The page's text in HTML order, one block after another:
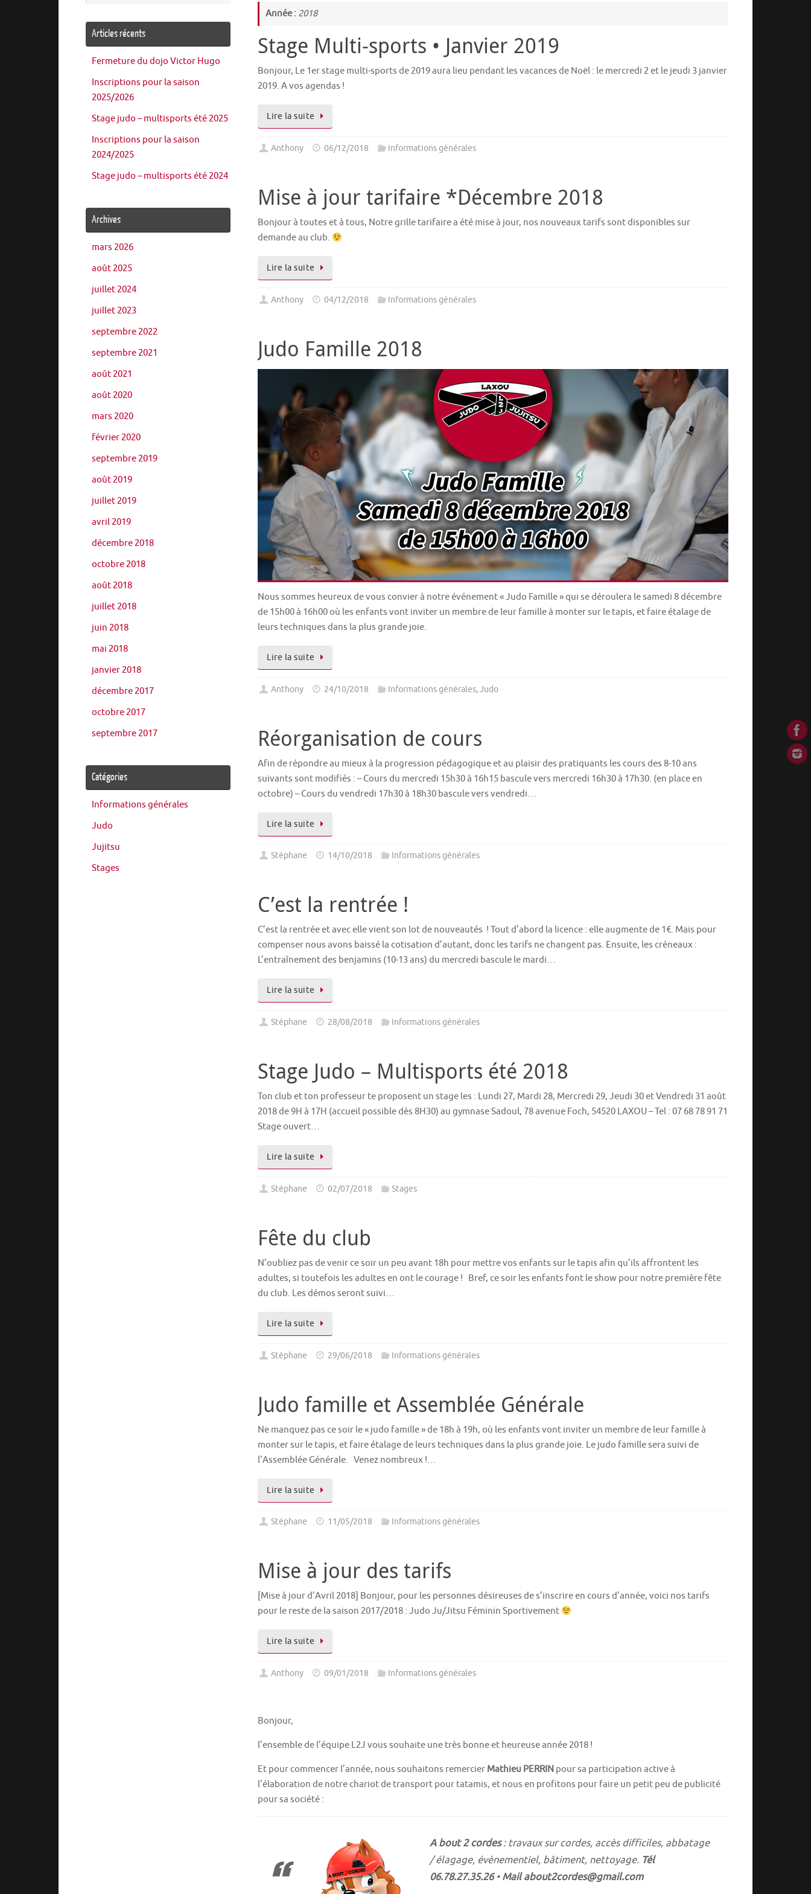
Année : 2018
Stage Multi-sports • Janvier 2019
Bonjour, Le 1er stage multi-sports de 2019 aura lieu pendant les vacances de Noël : le mercredi 2 et le jeudi 3 janvier
2019. A vos agendas !
Lire la suite
Anthony 06/12/2018 Informations générales
Mise à jour tarifaire *Décembre 2018
Bonjour à toutes et à tous, Notre grille tarifaire a été mise à jour, nos nouveaux tarifs sont disponibles sur
demande au club.
Lire la suite
Anthony 04/12/2018 Informations générales
Judo Famille 2018
Nous sommes heureux de vous convier à notre événement « Judo Famille » qui se déroulera le samedi 8 décembre
de 15h00 à 16h00 où les enfants vont inviter un membre de leur famille à monter sur le tapis, et faire étalage de
leurs techniques dans la plus grande joie.
Lire la suite
Anthony 24/10/2018 Informations générales,Judo
Réorganisation de cours
Afin de répondre au mieux à la progression pédagogique et au plaisir des pratiquants les cours des 8-10 ans
suivants sont modifiés : – Cours du mercredi 15h30 à 16h15 bascule vers mercredi 16h30 à 17h30. (en place en
octobre) – Cours du vendredi 17h30 à 18h30 bascule vers vendredi…
Lire la suite
Stéphane 14/10/2018 Informations générales
C’est la rentrée !
C’est la rentrée et avec elle vient son lot de nouveautés ! Tout d’abord la licence : elle augmente de 1€. Mais pour
compenser nous avons baissé la cotisation d’autant, donc les tarifs ne changent pas. Ensuite, les créneaux :
L’entraînement des benjamins (10-13 ans) du mercredi bascule le mardi…
Lire la suite
Stéphane 28/08/2018 Informations générales
Stage Judo – Multisports été 2018
Ton club et ton professeur te proposent un stage les : Lundi 27, Mardi 28, Mercredi 29, Jeudi 30 et Vendredi 31 août
2018 de 9H à 17H (accueil possible dès 8H30) au gymnase Sadoul, 78 avenue Foch, 54520 LAXOU – Tel : 07 68 78 91 71
Stage ouvert…
Lire la suite
Stéphane 02/07/2018 Stages
Fête du club
N’oubliez pas de venir ce soir un peu avant 18h pour mettre vos enfants sur le tapis afin qu’ils affrontent les
adultes, si toutefois les adultes en ont le courage ! Bref, ce soir les enfants font le show pour notre première fête
du club. Les démos seront suivi…
Lire la suite
Stéphane 29/06/2018 Informations générales
Judo famille et Assemblée Générale
Ne manquez pas ce soir le « judo famille » de 18h à 19h, où les enfants vont inviter un membre de leur famille à
monter sur le tapis, et faire étalage de leurs techniques dans la plus grande joie. Le judo famille sera suivi de
l’Assemblée Générale. Venez nombreux !…
Lire la suite
Stéphane 11/05/2018 Informations générales
Mise à jour des tarifs
[Mise à jour d’Avril 2018] Bonjour, pour les personnes désireuses de s’inscrire en cours d’année, voici nos tarifs
pour le reste de la saison 2017/2018 : Judo Ju/Jitsu Féminin Sportivement
Lire la suite
Anthony 09/01/2018 Informations générales
Bonjour,
l’ensemble de l’équipe L2J vous souhaite une très bonne et heureuse année 2018 !
Et pour commencer l’année, nous souhaitons remercier Mathieu PERRIN pour sa participation active à
l’élaboration de notre chariot de transport pour tatamis, et nous en profitons pour faire un petit peu de publicité
pour sa société :
A bout 2 cordes: travaux sur cordes, accès difficiles, abbatage
/ élagage, évènementiel, bâtiment, nettoyage. Tél
06.78.27.35.26•Mail about2cordes@gmail.com
Articles récents
Fermeture du dojo Victor Hugo
Inscriptions pour la saison
2025/2026
Stage judo – multisports été 2025
Inscriptions pour la saison
2024/2025
Stage judo – multisports été 2024
Archives
mars 2026
août 2025
juillet 2024
juillet 2023
septembre 2022
septembre 2021
août 2021
août 2020
mars 2020
février 2020
septembre 2019
août 2019
juillet 2019
avril 2019
décembre 2018
octobre 2018
août 2018
juillet 2018
juin 2018
mai 2018
janvier 2018
décembre 2017
octobre 2017
septembre 2017
Catégories
Informations générales
Judo
Jujitsu
Stages